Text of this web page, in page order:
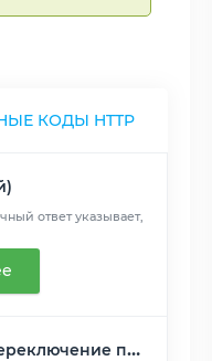
КОДЫ HTTP
ответ указывает,
101 - Switching Protocol (Переключение протоколов)